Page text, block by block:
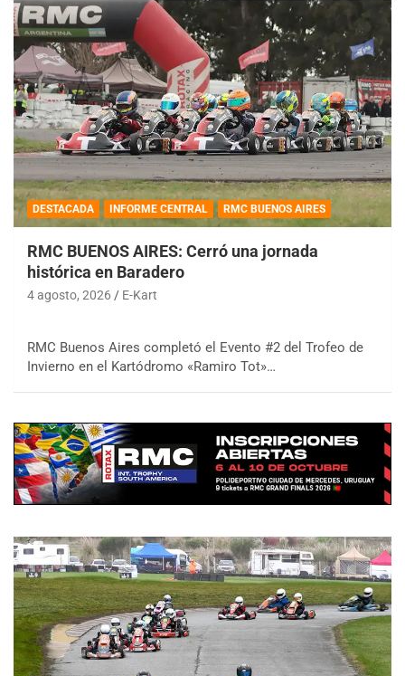
DESTACADA INFORME CENTRAL RMC BUENOS AIRES
RMC BUENOS AIRES: Cerró una jornada
histórica en Baradero
4 agosto, 2026 E-Kart
RMC Buenos Aires completó el Evento #2 del Trofeo de
Invierno en el Kartódromo «Ramiro Tot»…